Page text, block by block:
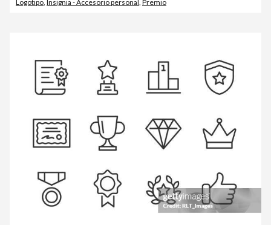
Logotipo Insignia - Accesorio personal Premio